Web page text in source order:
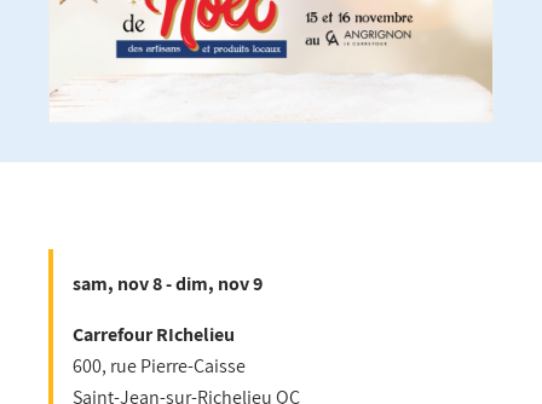
sam, nov 8 - dim, nov 9
Carrefour RIchelieu
600, rue Pierre-Caisse
Saint-Jean-sur-RichelieuQC